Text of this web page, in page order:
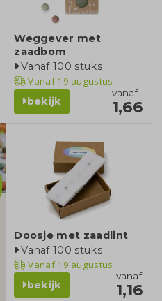
Weggever met
zaadbom
Vanaf 100 stuks
Vanaf19 augustus
bekijk
vanaf
1,66
Doosje met zaadlint
Vanaf 100 stuks
Vanaf19 augustus
bekijk
vanaf
1,16